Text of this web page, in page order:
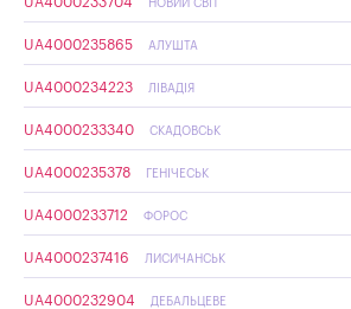
НОВИЙ СВІТ
UA4000235865 АЛУШТА
UA4000234223 ЛІВАДІЯ
UA4000233340 СКАДОВСЬК
UA4000235378 ГЕНІЧЕСЬК
UA4000233712 ФОРОС
UA4000237416 ЛИСИЧАНСЬК
UA4000232904 ДЕБАЛЬЦЕВЕ